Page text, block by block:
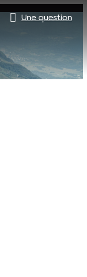
Une question